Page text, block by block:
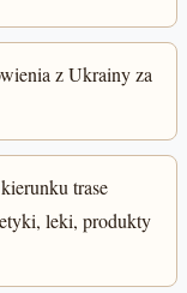
z Ukrainy za
trase
leki, produkty